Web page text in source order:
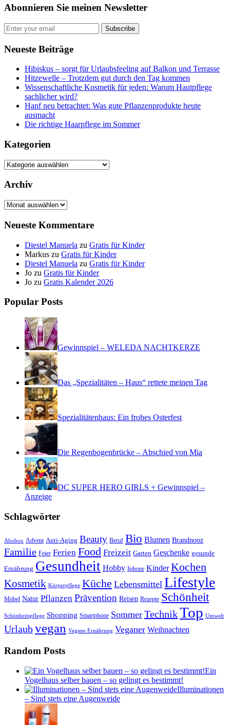
Abonnieren Sie meinen Newsletter
Subscribe
Neueste Beiträge
Hibiskus – sorgt für Urlaubsfeeling auf Balkon und Terrasse
Hitzewelle – Trotzdem gut durch den Tag kommen
Wissenschaftliche Kosmetik für jeden: Warum Hautpflege
sachlicher wird?
Hanf neu betrachtet: Was gute Pflanzenprodukte heute
ausmacht
Die richtige Haarpflege im Sommer
Kategorien
Kategorien
Archiv
Archiv
Neueste Kommentare
Diestel Manuela zu Gratis für Kinder
Markus zu Gratis für Kinder
Diestel Manuela zu Gratis für Kinder
Jo zu Gratis für Kinder
Jo zu Gratis Kalender 2026
Popular Posts
Gewinnspiel – WELEDA NACHTKERZE
Das „Spezialitäten – Haus“ rettete meinen Tag
Spezialitätenhaus: Ein frohes Osterfest
Die Regenbogenbrücke – Abschied von Mia
DC SUPER HERO GIRLS + Gewinnspiel –
Anzeige
Schlagwörter
Abobox Advent Anti-Aging Beauty Beruf Bio Blumen Brandnooz
Familie Feier Ferien Food Freizeit Garten Geschenke gesunde
Ernährung Gesundheit Hobby Iphone Kinder Kochen
Kosmetik Körperpflege Küche Lebensmittel Lifestyle
Möbel Natur Pflanzen Prävention Reisen Rezepte Schönheit
Schönheitspflege Shopping Smartphone Sommer TechnikTop Umwelt
Urlaubvegan Vegane Ernährung Veganer Weihnachten
Random Posts
Ein
Vogelhaus selber bauen – so gelingt es bestimmt!
Illuminationen
– Sind stets eine Augenweide